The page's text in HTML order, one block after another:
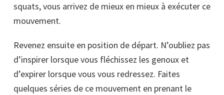
squats, vous arrivez de mieux en mieux à exécuter ce
mouvement.
Revenez ensuite en position de départ. N’oubliez pas
d’inspirer lorsque vous fléchissez les genoux et
d’expirer lorsque vous vous redressez. Faites
quelques séries de ce mouvement en prenant le